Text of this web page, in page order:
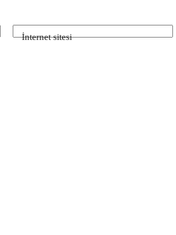
İnternet sitesi